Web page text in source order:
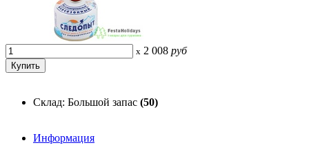
x 2 008 руб
Склад: Большой запас (50)
Информация